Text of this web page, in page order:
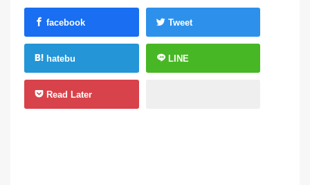
facebook Tweet
hatebu LINE
Read Later